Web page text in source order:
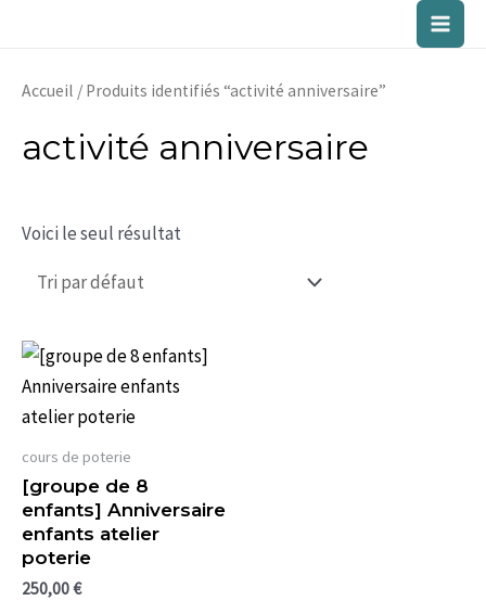
Main
Accueil / Produits identifiés “activité anniversaire”
activité anniversaire
Voici le seul résultat
cours de poterie
[groupe de 8
enfants] Anniversaire
enfants atelier
poterie
250,00€